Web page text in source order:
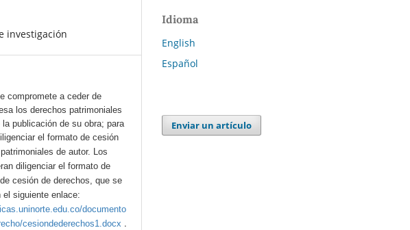
investigación
compromete a ceder de
los derechos patrimoniales
la publicación de su obra; para
el formato de cesión
de autor.
Los
diligenciar el formato de
cesión de derechos, que se
el siguiente enlace:
documento
cesiondederechos1.docx .
Idioma
English
Español
Enviar un artículo